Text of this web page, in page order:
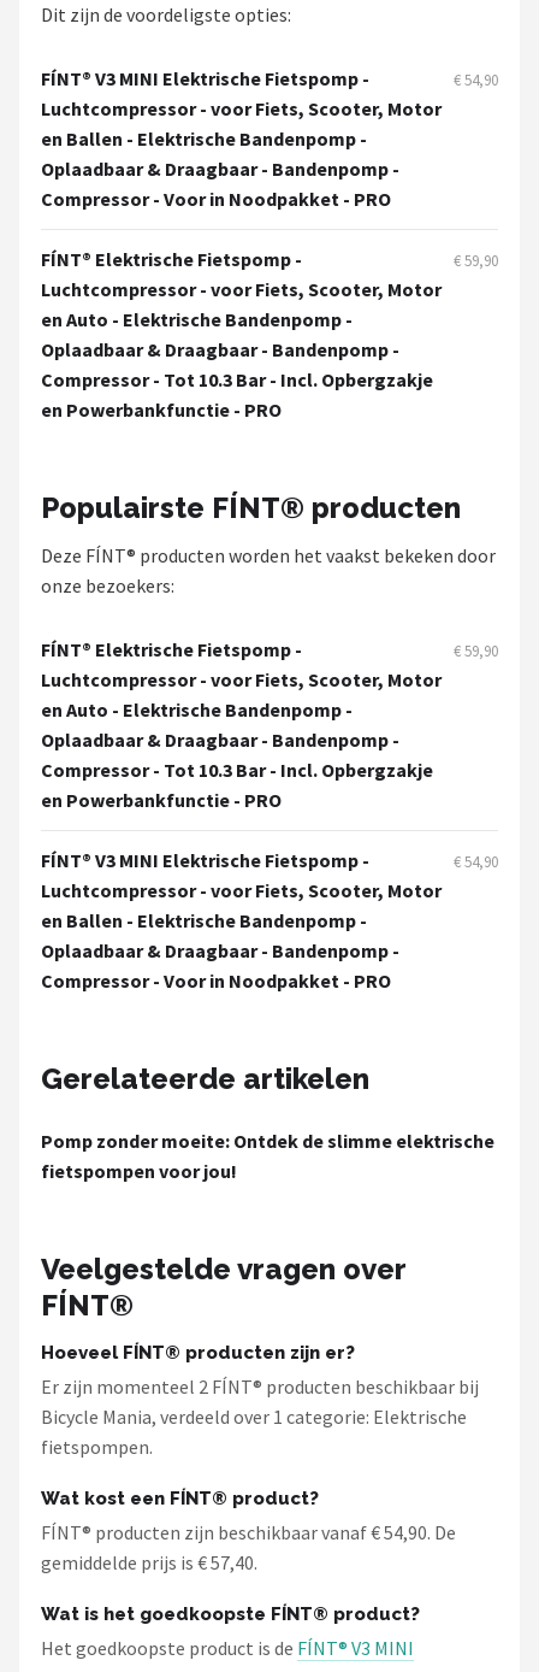
Voltano
Shimano
Cortina
Alle merken →
Dit zijn de voordeligste opties:
FÍNT® V3 MINI Elektrische Fietspomp -
Luchtcompressor - voor Fiets, Scooter, Motor
en Ballen - Elektrische Bandenpomp -
Oplaadbaar & Draagbaar - Bandenpomp -
Compressor - Voor in Noodpakket - PRO
€ 54,90
FÍNT® Elektrische Fietspomp -
Luchtcompressor - voor Fiets, Scooter, Motor
en Auto - Elektrische Bandenpomp -
Oplaadbaar & Draagbaar - Bandenpomp -
Compressor - Tot 10.3 Bar - Incl. Opbergzakje
en Powerbankfunctie - PRO
€ 59,90
Populairste FÍNT® producten
Deze FÍNT® producten worden het vaakst bekeken door
onze bezoekers:
FÍNT® Elektrische Fietspomp -
Luchtcompressor - voor Fiets, Scooter, Motor
en Auto - Elektrische Bandenpomp -
Oplaadbaar & Draagbaar - Bandenpomp -
Compressor - Tot 10.3 Bar - Incl. Opbergzakje
en Powerbankfunctie - PRO
€ 59,90
FÍNT® V3 MINI Elektrische Fietspomp -
Luchtcompressor - voor Fiets, Scooter, Motor
en Ballen - Elektrische Bandenpomp -
Oplaadbaar & Draagbaar - Bandenpomp -
Compressor - Voor in Noodpakket - PRO
€ 54,90
Gerelateerde artikelen
Pomp zonder moeite: Ontdek de slimme elektrische
fietspompen voor jou!
Veelgestelde vragen over
FÍNT®
Hoeveel FÍNT® producten zijn er?
Er zijn momenteel 2 FÍNT® producten beschikbaar bij
Bicycle Mania, verdeeld over 1 categorie: Elektrische
fietspompen.
Wat kost een FÍNT® product?
FÍNT® producten zijn beschikbaar vanaf € 54,90. De
gemiddelde prijs is € 57,40.
Wat is het goedkoopste FÍNT® product?
Het goedkoopste product is de FÍNT® V3 MINI